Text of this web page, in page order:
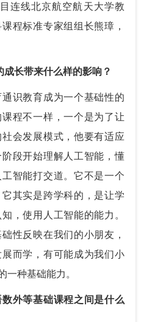
连线北京航空航天大学教
程标准专家组组长熊璋，
长带来什么样的影响？
识教育成为一个基础性的
程不一样，一个是为了让
会发展模式，他要有适应
段开始理解人工智能，懂
智能打交道。它不是一个
其实是跨学科的，是让学
，使用人工智能的能力。
性反映在我们的小朋友，
而学，有可能成为我们小
一种基础能力。
外等基础课程之间是什么